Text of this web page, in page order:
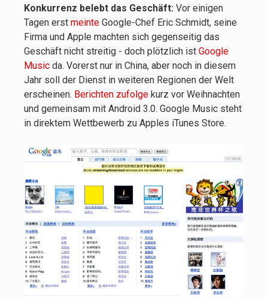
Konkurrenz belebt das Geschäft: Vor einigen
Tagen erst meinte Google-Chef Eric Schmidt, seine
Firma und Apple machten sich gegenseitig das
Geschäft nicht streitig - doch plötzlich ist Google
Music da. Vorerst nur in China, aber noch in diesem
Jahr soll der Dienst in weiteren Regionen der Welt
erscheinen. Berichten zufolge kurz vor Weihnachten
und gemeinsam mit Android 3.0. Google Music steht
in direktem Wettbewerb zu Apples iTunes Store.